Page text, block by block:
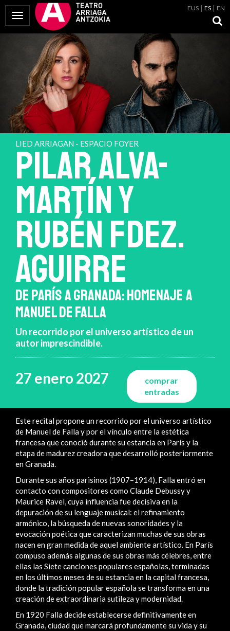
Mostrar Menú
EUS ES EN
LIED ARRIAGAN - ESPACIO FOYER
PILAR ALVA-
MARTÍN Y
RUBÉN FDEZ.
AGUIRRE
DE PARÍS A GRANADA: HOMENAJE A
MANUEL DE FALLA
Un recorrido por el universo artístico de un
autor imprescindible.
27 enero 2027
comprar
entradas
Este recital propone un recorrido por el universo artístico
de Manuel de Falla y por el vínculo entre la estética
francesa que conoció durante su estancia en París y la
etapa de madurez creadora que desarrolló posteriormente
en Granada.
Durante sus años parisinos (1907–1914), Falla entró en
contacto con compositores como Claude Debussy y
Maurice Ravel, cuya influencia fue decisiva en la
depuración de su lenguaje musical: el refinamiento
armónico, la búsqueda de nuevas sonoridades y la
evocación poética que caracterizan muchas de sus obras
nacen en gran medida de aquel ambiente artístico. En París
compuso además algunas de sus obras más célebres, entre
ellas las Siete canciones populares españolas, terminadas
en los últimos meses de su estancia en la capital francesa,
donde la tradición popular española se transforma en una
creación de extraordinaria sutileza y modernidad.
En 1920 Falla decide establecerse definitivamente en
Granada, ciudad que marcará profundamente su vida y su